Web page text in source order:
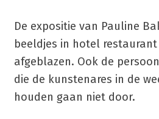
De expositie van Pauline
beeldjes in hotel
afgeblazen. Ook de
die de kunstenares in de
houden gaan niet door.